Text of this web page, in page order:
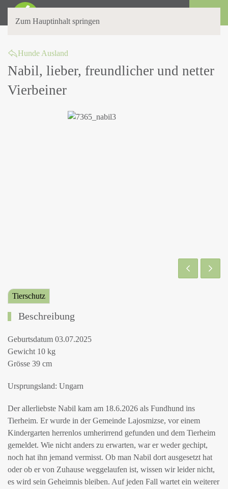
Zum Hauptinhalt springen
Hunde Ausland
Nabil, lieber, freundlicher und netter
Vierbeiner
Tierschutz
Beschreibung
Geburtsdatum 03.07.2025
Gewicht 10 kg
Grösse 39 cm
Ursprungsland: Ungarn
Der allerliebste Nabil kam am 18.6.2026 als Fundhund ins
Tierheim. Er wurde in der Gemeinde Lajosmizse, vor einem
Kindergarten herrenlos umherirrend gefunden und dem Tierheim
gemeldet. Wie nicht anders zu erwarten, war er weder gechipt,
noch hat ihn jemand vermisst. Ob man Nabil dort ausgesetzt hat
oder ob er von Zuhause weggelaufen ist, wissen wir leider nicht,
es wird sein Geheimnis bleiben. Auf jeden Fall wartet ein weiterer